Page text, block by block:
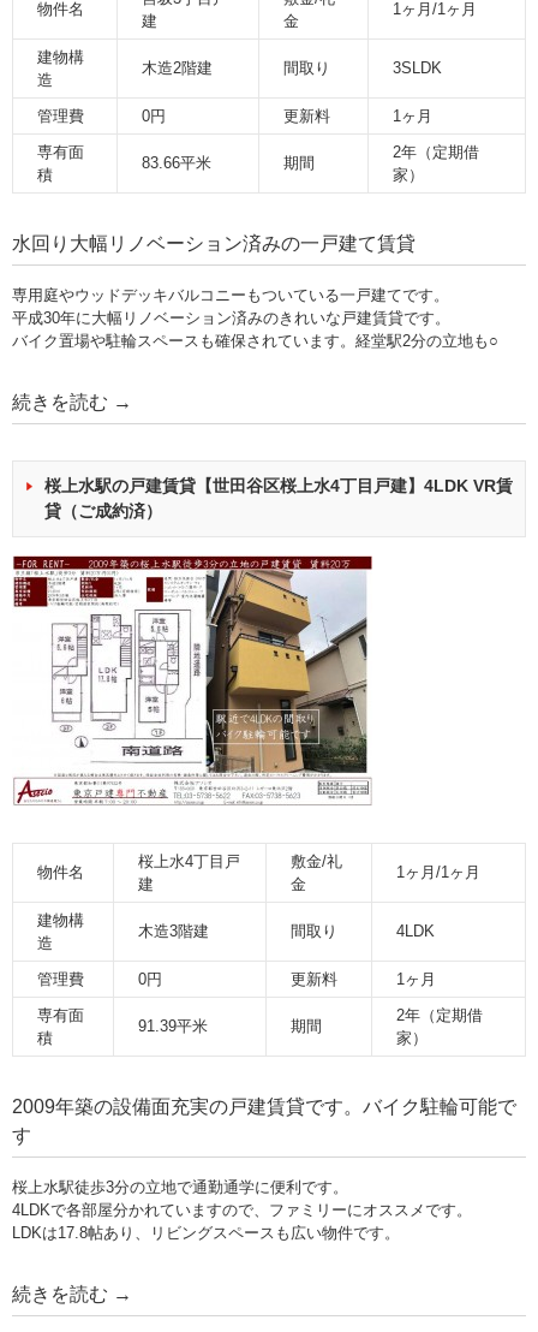
物件名
建
金
1ヶ月/1ヶ月
建物構
造
木造2階建 間取り 3SLDK
管理費 0円 更新料
1ヶ月
専有面
積
83.66平米 期間
2年（定期借
家）
水回り大幅リノベーション済みの一戸建て賃貸
専用庭やウッドデッキバルコニーもついている一戸建てです。
平成30年に大幅リノベーション済みのきれいな戸建賃貸です。
バイク置場や駐輪スペースも確保されています。経堂駅2分の立地も○
続きを読む →
桜上水駅の戸建賃貸【世田谷区桜上水4丁目戸建】4LDK VR賃
貸（ご成約済）
物件名
桜上水4丁目戸
建
敷金/礼
金
1ヶ月/1ヶ月
建物構
造
木造3階建 間取り 4LDK
管理費 0円 更新料
1ヶ月
専有面
積
91.39平米 期間
2年（定期借
家）
2009年築の設備面充実の戸建賃貸です。バイク駐輪可能で
す
桜上水駅徒歩3分の立地で通勤通学に便利です。
4LDKで各部屋分かれていますので、ファミリーにオススメです。
LDKは17.8帖あり、リビングスペースも広い物件です。
続きを読む →